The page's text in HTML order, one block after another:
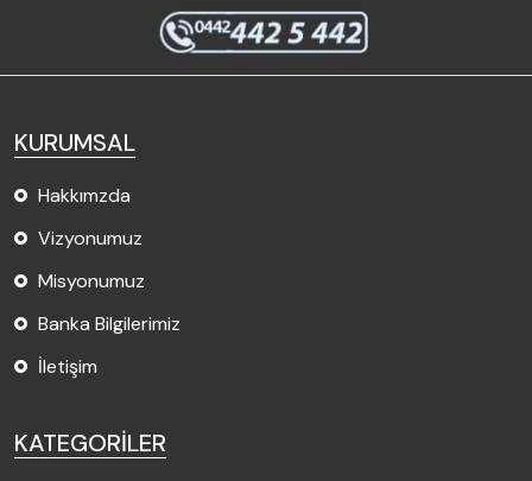
KURUMSAL
Hakkımzda
Vizyonumuz
Misyonumuz
Banka Bilgilerimiz
İletişim
KATEGORİLER